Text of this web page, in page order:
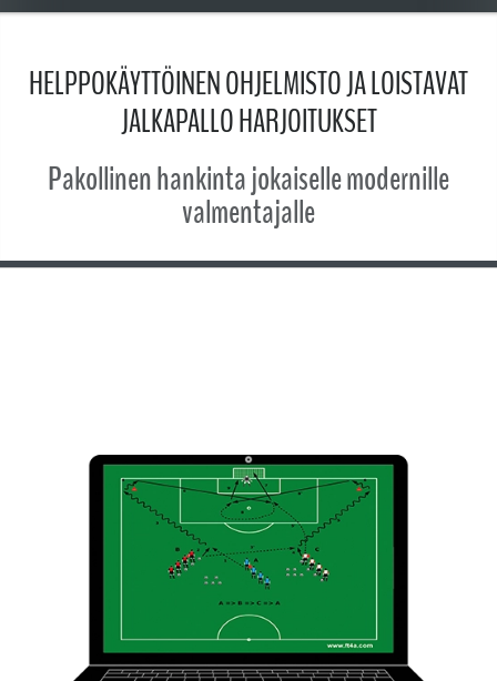
HELPPOKÄYTTÖINEN OHJELMISTO JA LOISTAVAT
JALKAPALLO HARJOITUKSET
Pakollinen hankinta jokaiselle modernille
valmentajalle